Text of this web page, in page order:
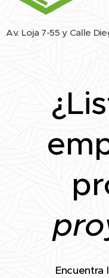
Av. Loja 7-55 y Calle
Encuentra